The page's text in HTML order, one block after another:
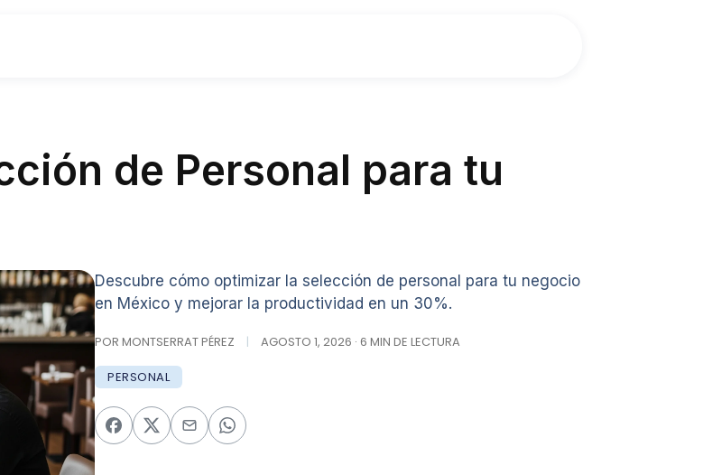
de Personal para tu
Descubre cómo optimizar la selección de personal para tu negocio
en México y mejorar la productividad en un 30%.
POR MONTSERRAT PÉREZ | AGOSTO 1, 2026 · 6 MIN DE LECTURA
PERSONAL